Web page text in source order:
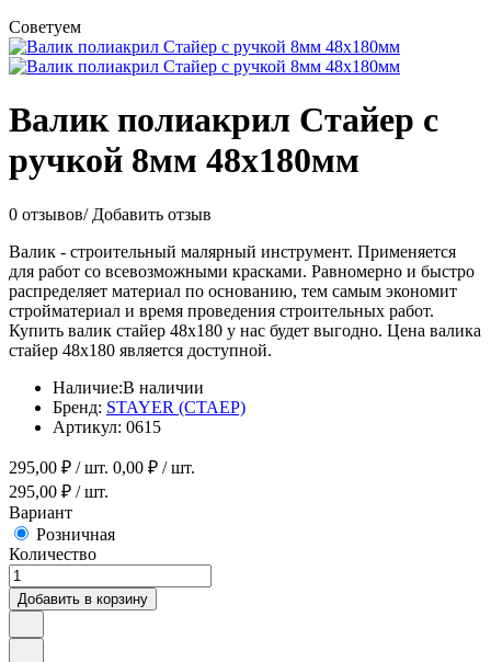
Советуем
Валик полиакрил Стайер с
ручкой 8мм 48х180мм
0 отзывов/ Добавить отзыв
Валик - строительный малярный инструмент. Применяется
для работ со всевозможными красками. Равномерно и быстро
распределяет материал по основанию, тем самым экономит
стройматериал и время проведения строительных работ.
Купить валик стайер 48х180 у нас будет выгодно. Цена валика
стайер 48х180 является доступной.
Наличие:В наличии
Бренд: STAYER (СТАЕР)
Артикул: 0615
295,00 ₽ / шт. 0,00 ₽ / шт.
295,00 ₽ / шт.
Вариант
Розничная
Количество
Добавить в корзину